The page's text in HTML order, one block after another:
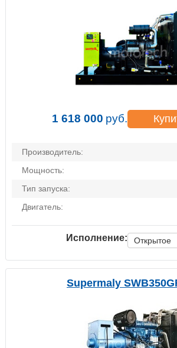
1 618 000 руб.
Производитель:
Мощность:
Тип запуска:
Двигатель:
Исполнение: Открытое
Supermaly